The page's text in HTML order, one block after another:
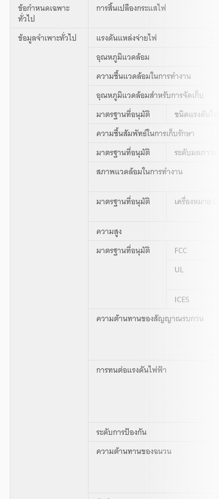
ข้อกำหนดเฉพาะ
ทั่วไป
การสิ้นเปลืองกระแสไฟ
ข้อมูลจำเพาะทั่วไป
แรงดันแหล่งจ่ายไฟ
อุณหภูมิแวดล้อม
ความชื้นแวดล้อมในการทำงาน
อุณหภูมิแวดล้อมสำหรับการจัดเก็บ
มาตรฐานที่อนุมัติ
ชนิดแรงดันไ
ความชื้นสัมพัทธ์ในการเก็บรักษา
มาตรฐานที่อนุมัติ
ระดับมลภาวะ
สภาพแวดล้อมในการทำงาน
มาตรฐานที่อนุมัติ เครื่องหมาย
ความสูง
มาตรฐานที่อนุมัติ
FCC
UL
ICES
ความต้านทานของสัญญาณรบกวน
การทนต่อแรงดันไฟฟ้า
ระดับการป้องกัน
ความต้านทานของฉนวน